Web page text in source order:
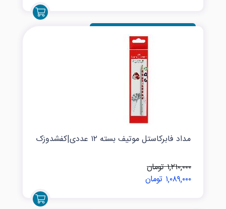
مداد فابرکاستل موتیف بسته ۱۲ عددی|کفشدوزک
۱,۲۱۰,۰۰۰ تومان
۱,۰۸۹,۰۰۰ تومان